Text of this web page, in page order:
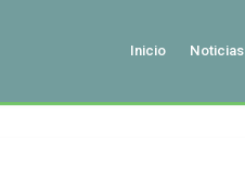
Inicio Noticias